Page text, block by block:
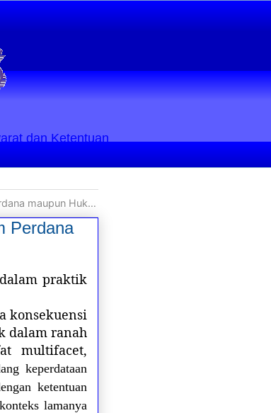
dan Ketentuan
Pidana Indonesia
Perdana
praktik
konsekuensi
dalam ranah
multifacet,
keperdataan
ketentuan
lamanya